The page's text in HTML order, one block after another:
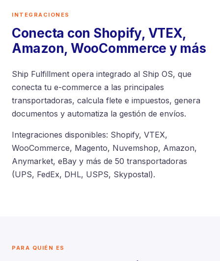
INTEGRACIONES
Conecta con Shopify, VTEX,
Amazon, WooCommerce y más
Ship Fulfillment opera integrado al Ship OS, que
conecta tu e-commerce a las principales
transportadoras, calcula flete e impuestos, genera
documentos y automatiza la gestión de envíos.
Integraciones disponibles: Shopify, VTEX,
WooCommerce, Magento, Nuvemshop, Amazon,
Anymarket, eBay y más de 50 transportadoras
(UPS, FedEx, DHL, USPS, Skypostal).
PARA QUIÉN ES